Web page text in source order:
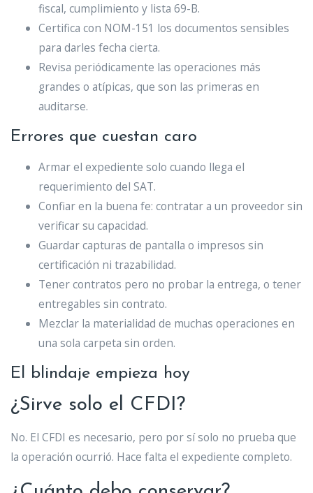
fiscal, cumplimiento y lista 69-B.
Certifica con NOM-151 los documentos sensibles
para darles fecha cierta.
Revisa periódicamente las operaciones más
grandes o atípicas, que son las primeras en
auditarse.
Errores que cuestan caro
Armar el expediente solo cuando llega el
requerimiento del SAT.
Confiar en la buena fe: contratar a un proveedor sin
verificar su capacidad.
Guardar capturas de pantalla o impresos sin
certificación ni trazabilidad.
Tener contratos pero no probar la entrega, o tener
entregables sin contrato.
Mezclar la materialidad de muchas operaciones en
una sola carpeta sin orden.
El blindaje empieza hoy
¿Sirve solo el CFDI?
No. El CFDI es necesario, pero por sí solo no prueba que
la operación ocurrió. Hace falta el expediente completo.